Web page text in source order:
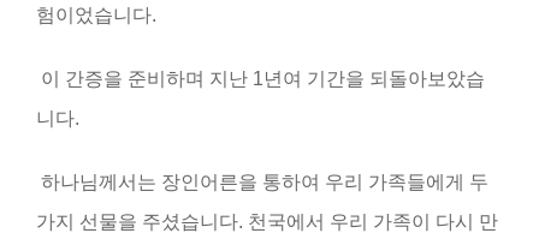
험이었습니다.
이 간증을 준비하며 지난 1년여 기간을 되돌아보았습
니다.
하나님께서는 장인어른을 통하여 우리 가족들에게 두
가지 선물을 주셨습니다. 천국에서 우리 가족이 다시 만